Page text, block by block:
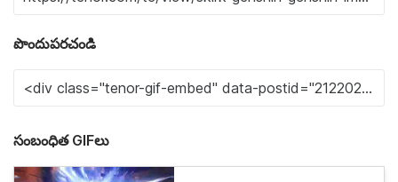
పొందుపరచండి
సంబంధిత GIFలు